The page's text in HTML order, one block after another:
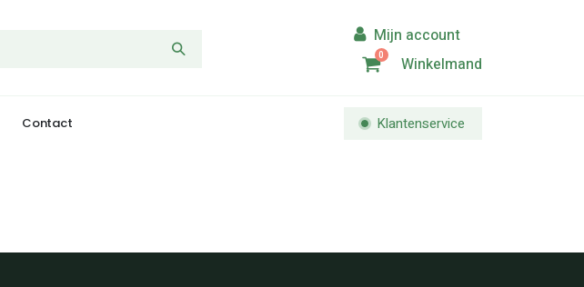
0 Winkelmand
Contact Klantenservice